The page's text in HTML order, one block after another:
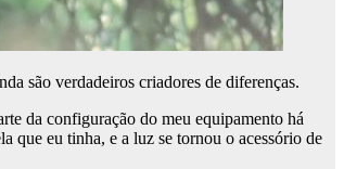
são verdadeiros criadores de diferenças.
da configuração do meu equipamento há
que eu tinha, e a luz se tornou o acessório de